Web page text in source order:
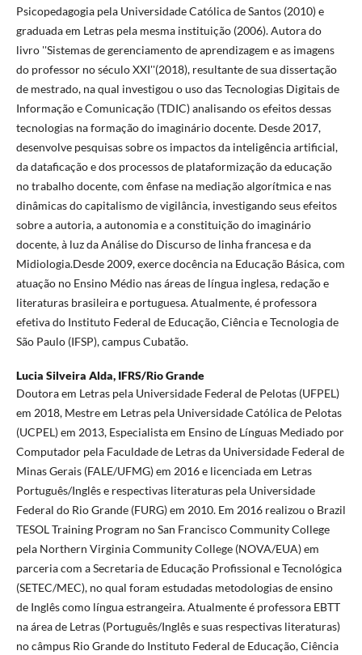
Psicopedagogia pela Universidade Católica de Santos (2010) e
graduada em Letras pela mesma instituição (2006). Autora do
livro ''Sistemas de gerenciamento de aprendizagem e as imagens
do professor no século XXI''(2018), resultante de sua dissertação
de mestrado, na qual investigou o uso das Tecnologias Digitais de
Informação e Comunicação (TDIC) analisando os efeitos dessas
tecnologias na formação do imaginário docente. Desde 2017,
desenvolve pesquisas sobre os impactos da inteligência artificial,
da dataficação e dos processos de plataformização da educação
no trabalho docente, com ênfase na mediação algorítmica e nas
dinâmicas do capitalismo de vigilância, investigando seus efeitos
sobre a autoria, a autonomia e a constituição do imaginário
docente, à luz da Análise do Discurso de linha francesa e da
Midiologia.Desde 2009, exerce docência na Educação Básica, com
atuação no Ensino Médio nas áreas de língua inglesa, redação e
literaturas brasileira e portuguesa. Atualmente, é professora
efetiva do Instituto Federal de Educação, Ciência e Tecnologia de
São Paulo (IFSP), campus Cubatão.
Lucia Silveira Alda, IFRS/Rio Grande
Doutora em Letras pela Universidade Federal de Pelotas (UFPEL)
em 2018, Mestre em Letras pela Universidade Católica de Pelotas
(UCPEL) em 2013, Especialista em Ensino de Línguas Mediado por
Computador pela Faculdade de Letras da Universidade Federal de
Minas Gerais (FALE/UFMG) em 2016 e licenciada em Letras
Português/Inglês e respectivas literaturas pela Universidade
Federal do Rio Grande (FURG) em 2010. Em 2016 realizou o Brazil
TESOL Training Program no San Francisco Community College
pela Northern Virginia Community College (NOVA/EUA) em
parceria com a Secretaria de Educação Profissional e Tecnológica
(SETEC/MEC), no qual foram estudadas metodologias de ensino
de Inglês como língua estrangeira. Atualmente é professora EBTT
na área de Letras (Português/Inglês e suas respectivas literaturas)
no câmpus Rio Grande do Instituto Federal de Educação, Ciência